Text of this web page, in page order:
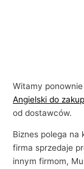
Witamy
Angielski do
od dostawców.
Biznes polega na
firma sprzedaje
innym firmom,